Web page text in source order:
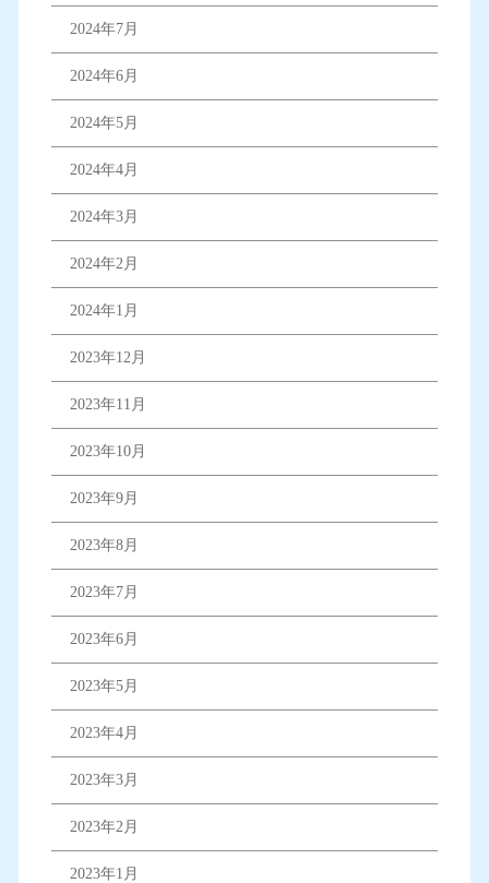
2024年7月
2024年6月
2024年5月
2024年4月
2024年3月
2024年2月
2024年1月
2023年12月
2023年11月
2023年10月
2023年9月
2023年8月
2023年7月
2023年6月
2023年5月
2023年4月
2023年3月
2023年2月
2023年1月